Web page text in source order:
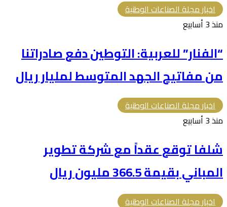
اخبار مجلة الصناعات الوطنية
منذ 3 أسابيع
“الفنار” للعربية: التوطين دفع صادراتنا
من مفاتيح الجهد المتوسط لمليار ريال
اخبار مجلة الصناعات الوطنية
منذ 3 أسابيع
شلفا توقع عقداً مع شركة تطوير
المباني بقيمة 366.5 مليون ريال
اخبار مجلة الصناعات الوطنية